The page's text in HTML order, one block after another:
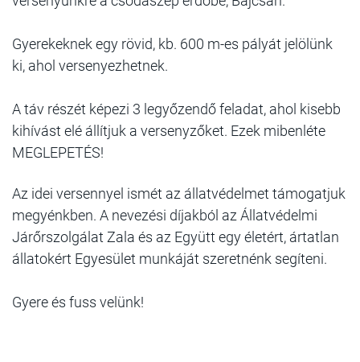
Gyerekeknek egy rövid, kb. 600 m-es pályát jelölünk
ki, ahol versenyezhetnek.
A táv részét képezi 3 legyőzendő feladat, ahol kisebb
kihívást elé állítjuk a versenyzőket. Ezek mibenléte
MEGLEPETÉS!
Az idei versennyel ismét az állatvédelmet támogatjuk
megyénkben. A nevezési díjakból az Állatvédelmi
Járőrszolgálat Zala és az Együtt egy életért, ártatlan
állatokért Egyesület munkáját szeretnénk segíteni.
Gyere és fuss velünk!